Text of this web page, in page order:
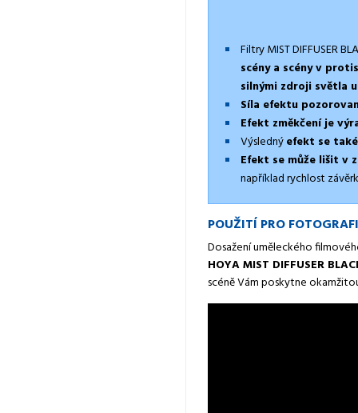
Filtry MIST DIFFUSER
scény a scény v
silnými zdroji světla
Síla efektu
Efekt změkčení je
Výslednýefekt se
Efekt se může lišit v
například rychlost
POUŽITÍ PRO
Dosažení uměleckého
HOYA MIST DIFFUSER
scéně Vám poskytne